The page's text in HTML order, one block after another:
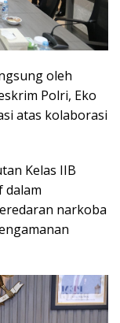
oleh
Polri, Eko
atas kolaborasi
Kelas IIB
dalam
narkoba